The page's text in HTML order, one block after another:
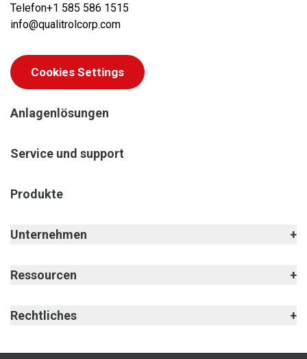
Telefon+1 585 586 1515
info@qualitrolcorp.com
Cookies Settings
Anlagenlösungen
Service und support
Produkte
Unternehmen
Ressourcen
Rechtliches